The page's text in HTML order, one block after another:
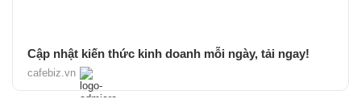
Cập nhật kiến thức kinh doanh mỗi ngày, tải ngay!
cafebiz.vn